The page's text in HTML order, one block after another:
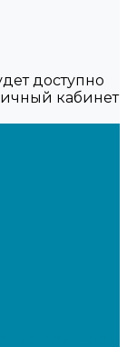
доступно
кабинет